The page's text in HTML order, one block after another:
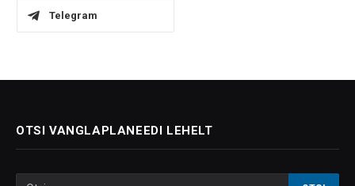
Telegram
OTSI VANGLAPLANEEDI LEHELT